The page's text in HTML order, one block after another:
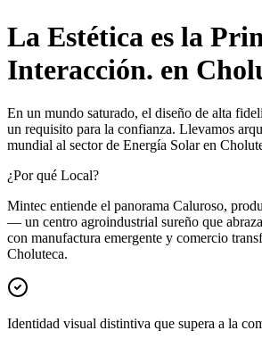
La Estética es la
Interacción. en
En un mundo saturado, el diseño de alta
un requisito para la confianza. Llevamos
mundial al sector de Energía Solar en
¿Por qué Local?
Mintec entiende el panorama Caluroso,
— un centro agroindustrial sureño que
con manufactura emergente y comercio
Choluteca.
Identidad visual distintiva que supera a la